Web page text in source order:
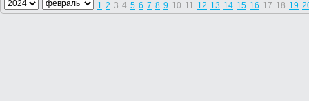
1 2 3 4 5 6 7 8 9 10 11 12 13 14 15 16 17 18 19